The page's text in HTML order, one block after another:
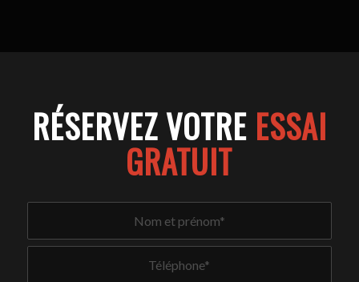
RÉSERVEZ VOTRE ESSAI
GRATUIT